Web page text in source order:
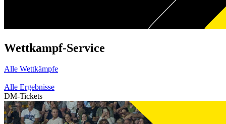
Wettkampf-Service
Alle Wettkämpfe
Alle Ergebnisse
DM-Tickets